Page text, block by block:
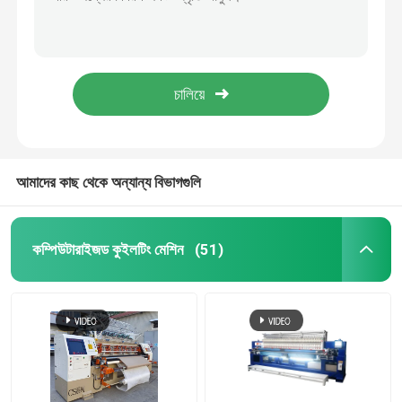
কম্পিউটারাইজড কুইলটিং মেশিন
শিল্প Quilting মেশিন
কুইলটিং সূচিকর্ম মেশিন
গদি তৈরির মেশিন
উচ্চ কুইলটিং গতি 2500RPM একক সুই কুইলটিং মেশিন
জাপান ভারবহন সহ কম্পিউটারাইজড লক স্টিচ কুইলটিং মেশিন
এজ কাটিং ডিভাইস দিয়ে 82 ইঞ্চি কম্বল কুইল্ট মেকিং মেশিন
আমাদের কাছ থেকে অন্যান্য বিভাগগুলি
কম্পিউটারাইজড কুইলটিং মেশিন (51)